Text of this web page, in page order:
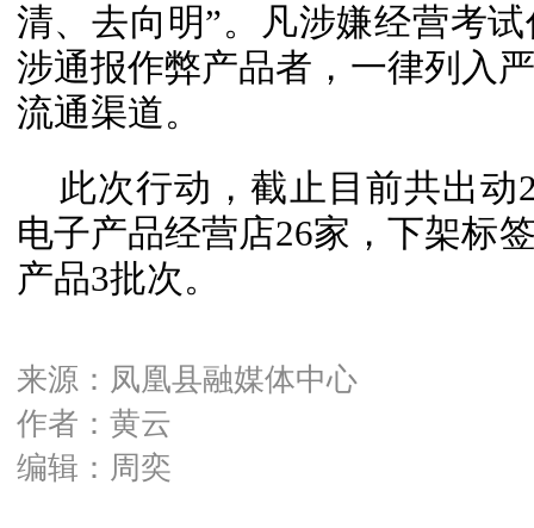
清、去向明”。凡涉嫌经营考
涉通报作弊产品者，一律列入
流通渠道。
此次行动，截止目前共出
电子产品经营店26家，下架标
产品3批次。
来源：凤凰县融媒体中心
作者：黄云
编辑：周奕